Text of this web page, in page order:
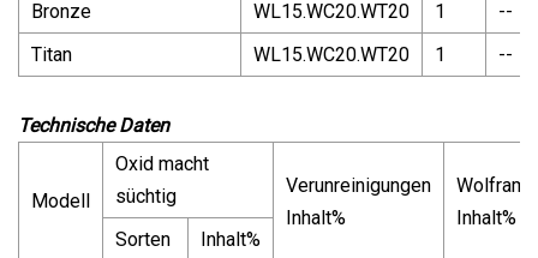
Bronze WL15.WC20.WT20 1
--
Titan
WL15.WC20.WT20 1 --
Technische Daten
Modell
Oxid macht
süchtig
Verunreinigungen
Inhalt%
Wolfram
Inhalt%
Sorten
Inhalt%